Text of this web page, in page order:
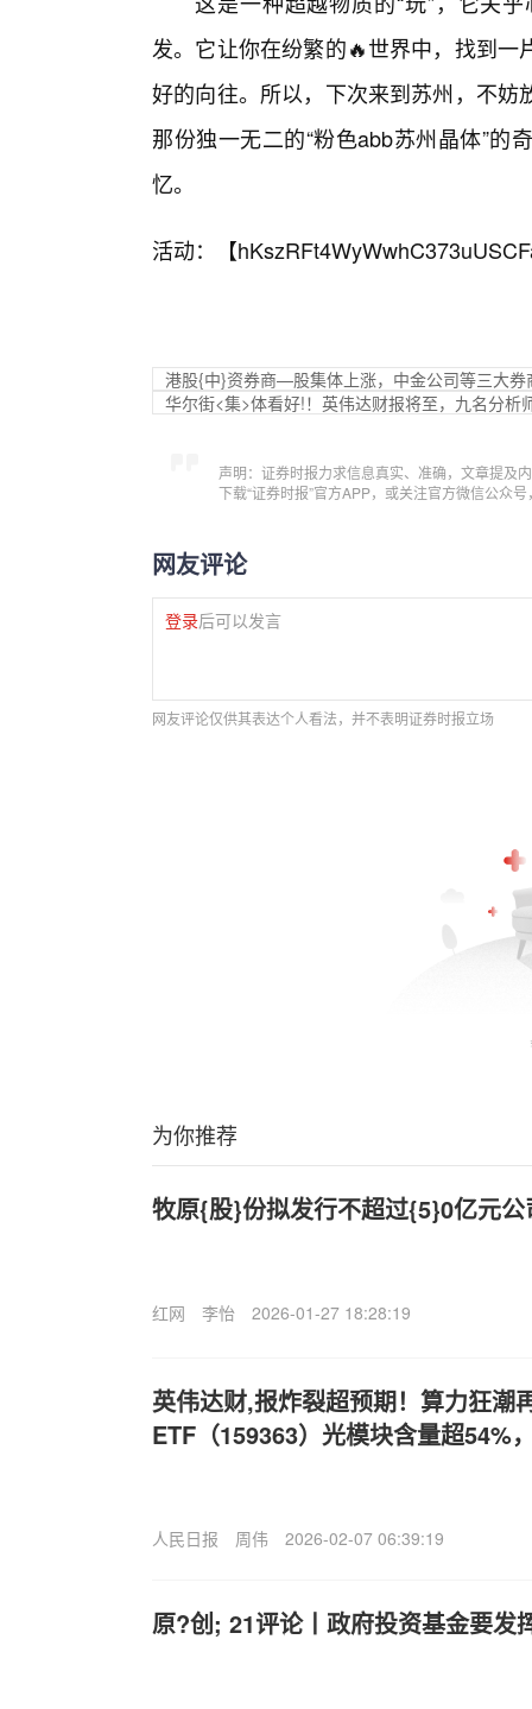
发。它让你在纷繁的🔥世界中，找到
好的向往。所以，下次来到苏州，不
那份独一无二的“粉色abb苏州晶体”的
忆。
活动：【
港股{中}资券商—股集体上涨，中金公司等三大券
华尔街<集>体看好!！英伟达财报将至，九名分析
声明：证券时报力求信息真实、准确，文章提及
下载“证券时报”官方APP，或关注官方微信公众
网友评论
登录后可以发言
网友评论仅供其表达个人看法，并不表明证券时报立场
为你推荐
牧原{股}份拟发行不超过{5}0亿元
红网 李怡 2026-01-27 18:28:19
英伟达财,报炸裂超预期！算力狂潮
ETF（159363）光模块含量超54%
人民日报 周伟 2026-02-07 06:39:19
原?创; 21评论丨政府投资基金要发